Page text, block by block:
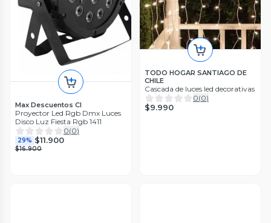
Max Descuentos Cl
Proyector Led Rgb Dmx Luces
Disco Luz Fiesta Rgb 1411
0(0)
29% $11.900
$16.900
TODO HOGAR SANTIAGO DE
CHILE
Cascada de luces led decorativas
0(0)
$9.990